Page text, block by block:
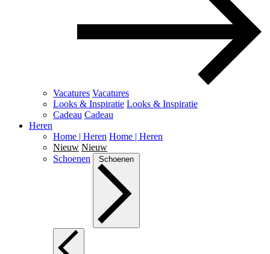
Vacatures Vacatures
Looks & Inspiratie Looks & Inspiratie
Cadeau Cadeau
Heren
Home | Heren Home | Heren
Nieuw Nieuw
Schoenen
Schoenen